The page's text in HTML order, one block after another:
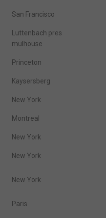
San Francisco
Luttenbach pres
mulhouse
Princeton
Kaysersberg
New York
Montreal
New York
New York
New York
Paris